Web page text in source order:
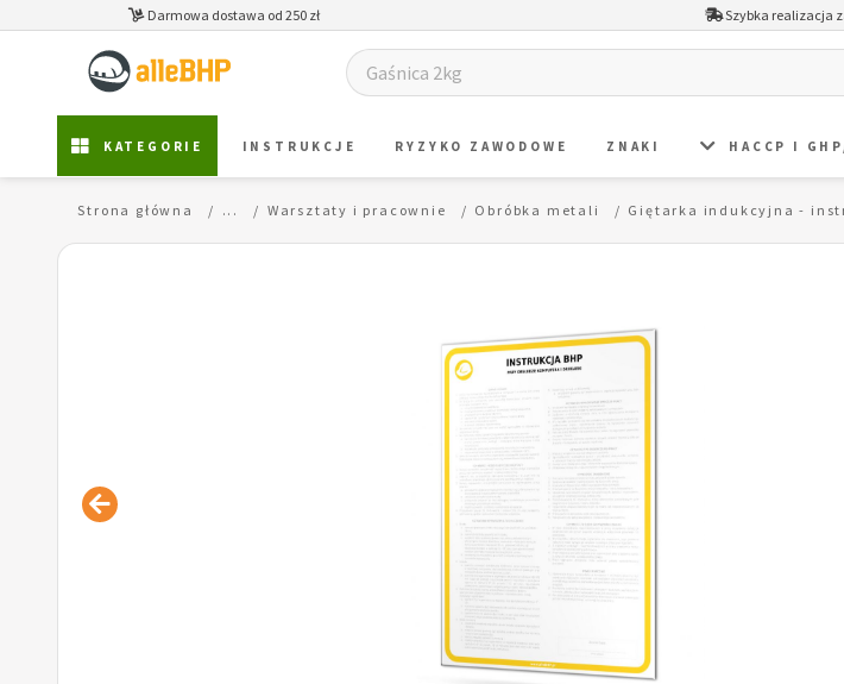
Darmowa dostawa od 250 zł Szybka realizacja
KATEGORIE INSTRUKCJE RYZYKO ZAWODOWE ZNAKI HACCP I
Strona główna ... Warsztaty i pracownie Obróbka metali Giętarka indukcyjna -